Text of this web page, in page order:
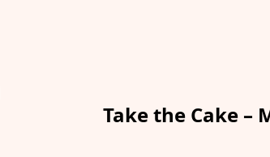
Take the Cake –